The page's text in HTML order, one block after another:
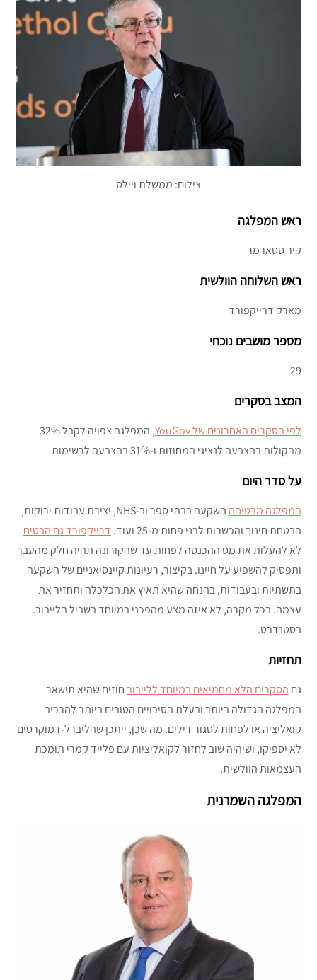
צילום: ממשלת ויילס
ראש המפלגה
קיר סטארמר
ראש השלוחה הוולשית
מארק דרייקפורד
מספר מושבים נוכחי
29
המצב בסקרים
לפי הסקרים האחרונים של YouGov
, המפלגה צפויה לקבל 32%
מהקולות בהצבעה לנציגי המחוזות ו-31% בהצבעה לרשימות
על סדר היום
המפלגה מבטיחה
השקעה בבתי ספר וב-NHS, יצירת עבודות ירוקות,
הבטחת חינוך והכשרות לבני פחות מ-25 ועוד.
דרייקפורד גם הבטיח
לא להעלות את מס ההכנסה לפחות עד שהקורונה תהיה חלק מהעבר
ותפסיק להשפיע על חיינו. בקיצור, רעיונות קיינסיאניים של השקעה
בתשתיות ובעבודות, בהנחה שהיא תאיץ את הכלכלה ותחזיר את
עצמה. בכל מקרה, לא איזה מצע מהפכני במיוחד בשביל הלייבור.
בסטנדרט.
תחזיות
גם הסקרים הלא מחמיאים במיוחד ללייבורחוזים שהיא תישאר
המפלגה הגדולה ביותר ובעלת הסיכויים הטובים ביותר להרכיב
קואליציה או לפחות לסגור דילים. מה שכן, ייתכן שהליברל-דמוקרטים
לא יספיקו, ושיהיה שוב לחזור לקואליציות עם פלייד קמרי תומכת
העצמאות הוולשית.
המפלגה השמרנית